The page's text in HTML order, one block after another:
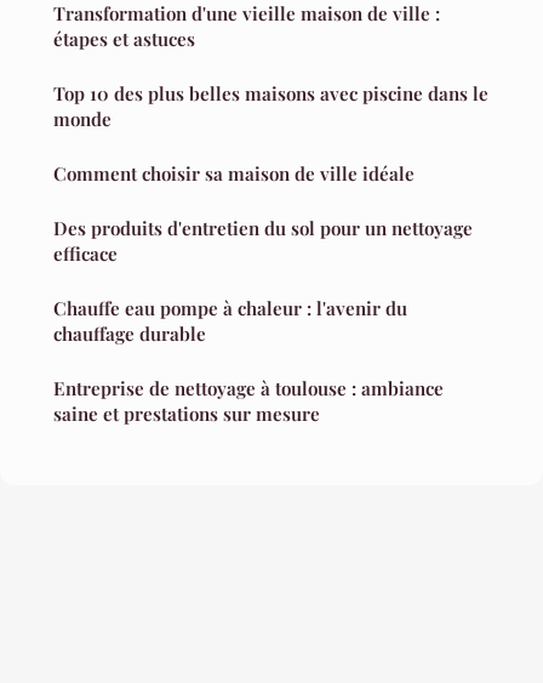
Transformation d'une vieille maison de ville :
étapes et astuces
Top 10 des plus belles maisons avec piscine dans le
monde
Comment choisir sa maison de ville idéale
Des produits d'entretien du sol pour un nettoyage
efficace
Chauffe eau pompe à chaleur : l'avenir du
chauffage durable
Entreprise de nettoyage à toulouse : ambiance
saine et prestations sur mesure